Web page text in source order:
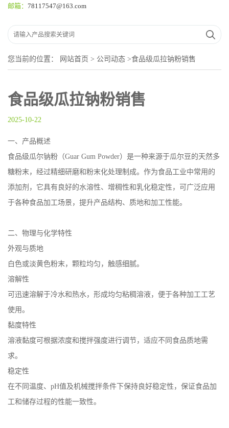
邮箱： 78117547@163.com
您当前的位置： 网站首页 > 公司动态 >食品级瓜拉钠粉销售
食品级瓜拉钠粉销售
2025-10-22
一、产品概述
食品级瓜尔钠粉（Guar Gum Powder）是一种来源于瓜尔豆的天然多
糖粉末，经过精细研磨和粉末化处理制成。作为食品工业中常用的
添加剂，它具有良好的水溶性、增稠性和乳化稳定性，可广泛应用
于各种食品加工场景，提升产品结构、质地和加工性能。
二、物理与化学特性
外观与质地
白色或淡黄色粉末，颗粒均匀，触感细腻。
溶解性
可迅速溶解于冷水和热水，形成均匀粘稠溶液，便于各种加工工艺
使用。
黏度特性
溶液黏度可根据浓度和搅拌强度进行调节，适应不同食品质地需
求。
稳定性
在不同温度、pH值及机械搅拌条件下保持良好稳定性，保证食品加
工和储存过程的性能一致性。